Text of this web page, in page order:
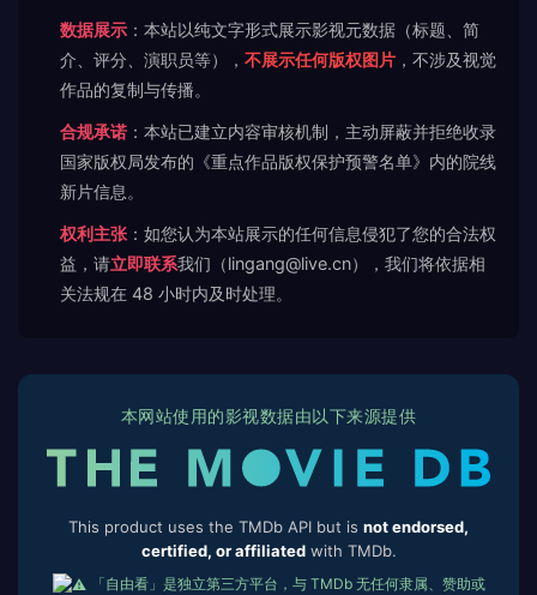
数据展示 ：本站以纯文字形式展示影视元数据（标题、简
介、评分、演职员等）， 不展示任何版权图片 ，不涉及视觉
作品的复制与传播。
合规承诺 ：本站已建立内容审核机制，主动屏蔽并拒绝收录
国家版权局发布的《重点作品版权保护预警名单》内的院线
新片信息。
权利主张 ：如您认为本站展示的任何信息侵犯了您的合法权
益，请立即联系我们（lingang@live.cn），我们将依据相
关法规在 48 小时内及时处理。
本网站使用的影视数据由以下来源提供
This product uses the TMDb API but is not endorsed,
certified, or affiliatedwith TMDb.
「自由看」是独立第三方平台，与 TMDb 无任何隶属、赞助或